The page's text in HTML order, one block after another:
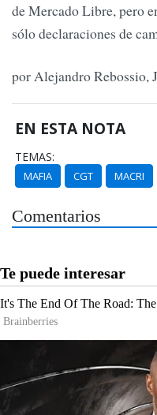
de Mercado Libre, pero
sólo declaraciones de
por Alejandro Rebossio,
EN ESTA NOTA
TEMAS:
MAFIA CGT MACRI
Comentarios